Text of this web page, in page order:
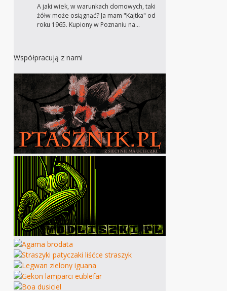
A jaki wiek, w warunkach domowych, taki
żółw może osiągnąć? Ja mam "Kajtka" od
roku 1965. Kupiony w Poznaniu na…
Współpracują z nami